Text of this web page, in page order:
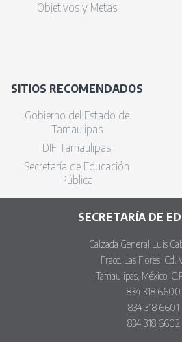
Objetivos y Metas
SITIOS RECOMENDADOS
Gobierno del Estado de
Tamaulipas
DIF Tamaulipas
Secretaría de Educación
Pública
SECRETARÍA DE
Calzada General Luis
Fracc. Las Flores, Cd.
Tamaulipas, México,
834 318 6600
834 318 6601
834 318 6602